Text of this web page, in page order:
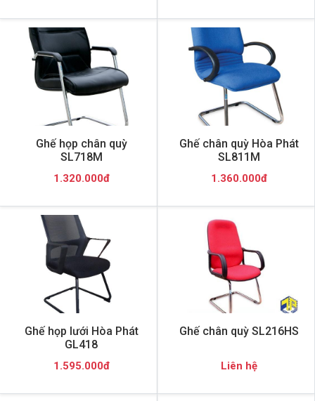
Ghế họp chân quỳ
SL718M
1.320.000đ
Ghế chân quỳ Hòa Phát
SL811M
1.360.000đ
Ghế họp lưới Hòa Phát
GL418
1.595.000đ
Ghế chân quỳ SL216HS
Liên hệ